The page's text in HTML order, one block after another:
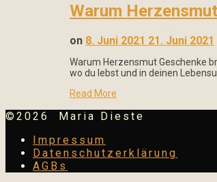
Warum
on 8. Juni 2021 21. Juni 2021
Warum Herzensmut Geschenke
wo du lebst und in deinen
Read More
©2026 Maria Dieste
Impressum
Datenschutzerklärung
AGBs